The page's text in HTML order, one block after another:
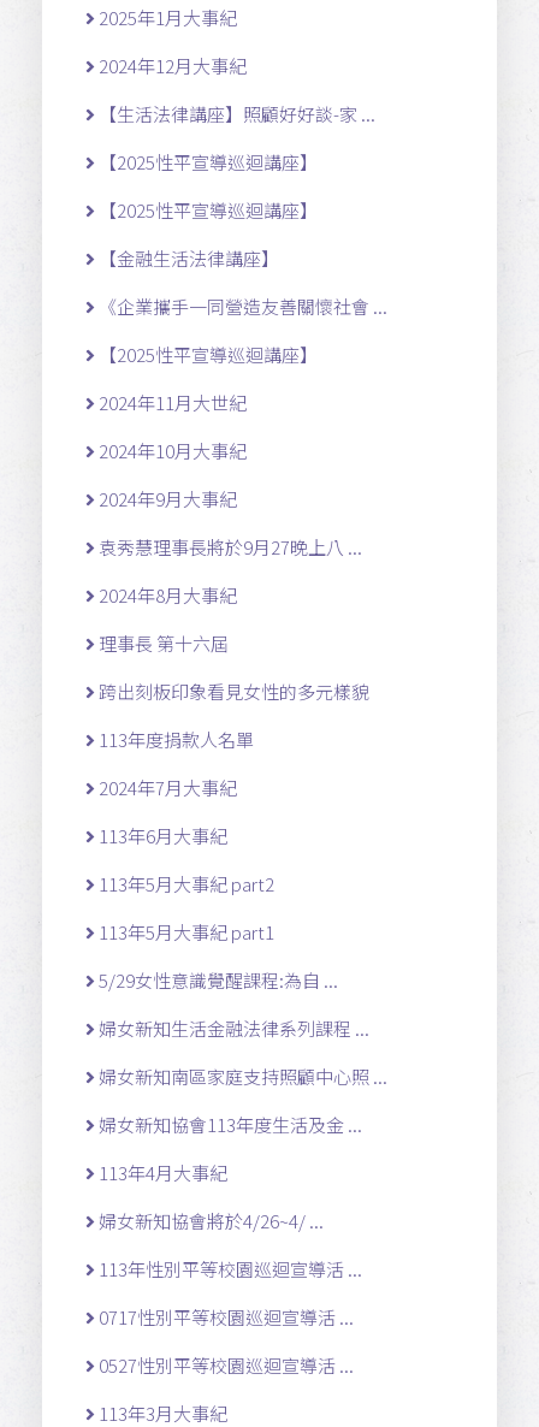
2025年1月大事紀
2024年12月大事紀
【生活法律講座】照顧好好談-家 ...
【2025性平宣導巡迴講座】
【2025性平宣導巡迴講座】
【金融生活法律講座】
《企業攜手一同營造友善關懷社會 ...
【2025性平宣導巡迴講座】
2024年11月大世紀
2024年10月大事紀
2024年9月大事紀
袁秀慧理事長將於9月27晚上八 ...
2024年8月大事紀
理事長 第十六屆
跨出刻板印象看見女性的多元樣貌
113年度捐款人名單
2024年7月大事紀
113年6月大事紀
113年5月大事紀 part2
113年5月大事紀 part1
5/29女性意識覺醒課程:為自 ...
婦女新知生活金融法律系列課程 ...
婦女新知南區家庭支持照顧中心照 ...
婦女新知協會113年度生活及金 ...
113年4月大事紀
婦女新知協會將於4/26~4/ ...
113年性別平等校園巡迴宣導活 ...
0717性別平等校園巡迴宣導活 ...
0527性別平等校園巡迴宣導活 ...
113年3月大事紀